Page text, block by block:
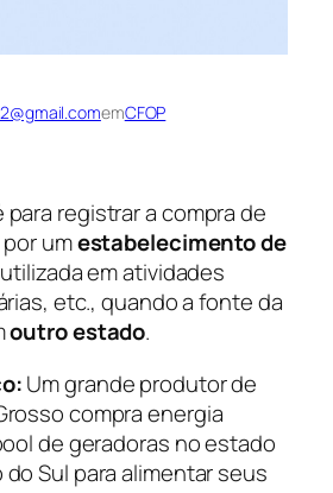
emCFOP
para registrar a compra de
umestabelecimento de
em atividades
etc., quando a fonte da
outro estado.
Um grande produtor de
compra energia
de geradoras no estado
Sul para alimentar seus